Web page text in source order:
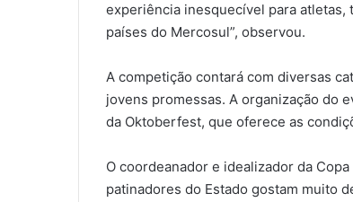
experiência inesquecível para
países do Mercosul”, observou.
A competição contará com diversas
jovens promessas. A organização do
da Oktoberfest, que oferece as
O coordeanador e idealizador da
patinadores do Estado gostam muito